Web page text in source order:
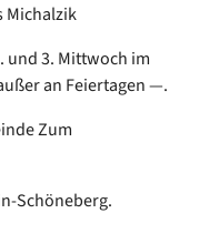
Michalzik
und 3. Mittwoch im
an Feiertagen —.
Zum
Schöneberg.